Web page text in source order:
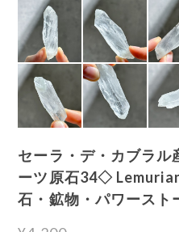
セーラ・デ・カブラル
ーツ原石34◇
石・鉱物・パワースト